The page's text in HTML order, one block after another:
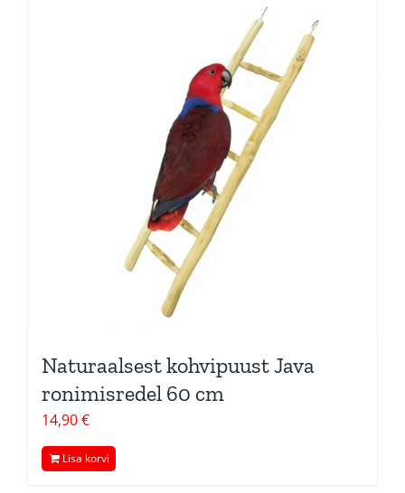
Naturaalsest kohvipuust Java
ronimisredel 60 cm
14,90€
Lisa korvi